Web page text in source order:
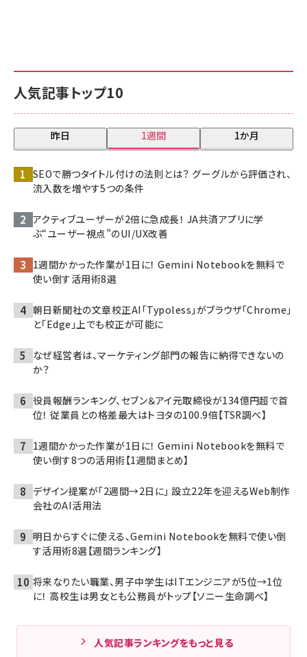
人気記事トップ10
昨日 1週間 1か月
SEOで勝つタイトル付けの法則とは？ グーグルから評価され、
流入数を増やす5つの条件
アクティブユーザーが2倍に急成長！ JA共済アプリに学
ぶ“ユーザー視点”のUI/UX改善
1週間かかった作業が1日に！ Gemini Notebookを無料で
使い倒す活用術8選
朝日新聞社の文章校正AI「Typoless」がブラウザ「Chrome」
と「Edge」上でも校正が可能に
なぜ経営者は、マーケティング部門の報告に納得できないの
か？
役員報酬ランキング、セブン＆アイ元取締役が134億円超で首
位！ 従業員との格差最大はトヨタの100.9倍【TSR調べ】
1週間かかった作業が1日に！ Gemini Notebookを無料で
使い倒す8つの活用術【1週間まとめ】
デザイン提案が「2週間→2日に」 設立22年を迎えるWeb制作
会社のAI活用法
明日からすぐに使える、Gemini Notebookを無料で使い倒
す活用術8選【週間ランキング】
将来なりたい職業、男子中学生はITエンジニアが5位→1位
に！ 高校生は男女とも公務員がトップ【ソニー生命調べ】
人気記事ランキングをもっと見る